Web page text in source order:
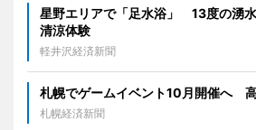
星野エリアで「足水浴」 13度の湧
清涼体験
軽井沢経済新聞
札幌でゲームイベント10月開催へ
札幌経済新聞